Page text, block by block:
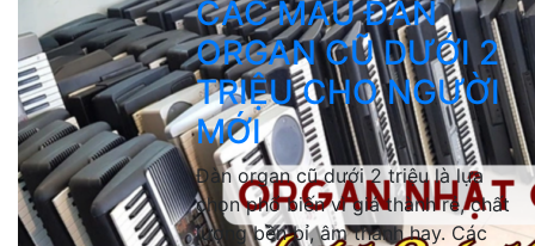
CÁC MẪU ĐÀN
ORGAN CŨ DƯỚI 2
TRIỆU CHO NGƯỜI
MỚI
Đàn organ cũ dưới 2 triệu là lựa
chọn phổ biến vì giá thành rẻ, chất
lượng bền bỉ, âm thanh hay. Các